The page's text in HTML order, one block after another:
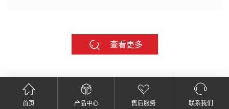
查看更多
首页 产品中心 售后服务 联系我们